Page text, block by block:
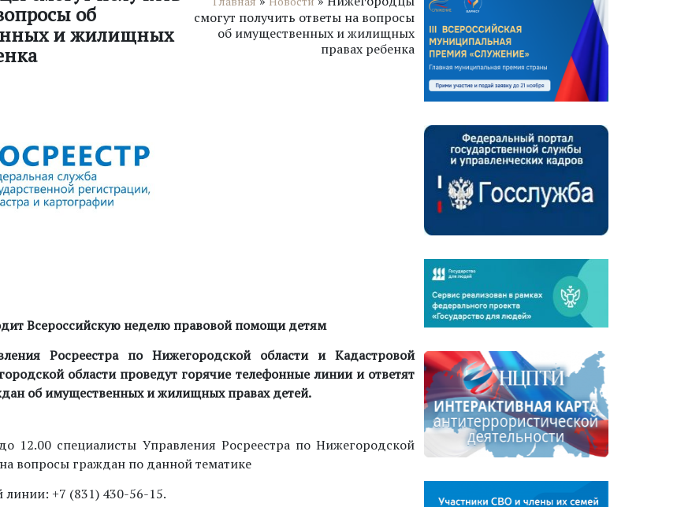
об
и жилищных
cмогут получить ответы на вопросы
об имущественных и жилищных
правах ребенка
Всероссийскую неделю правовой помощи детям
Росреестра по Нижегородской области и Кадастровой
области проведут горячие телефонные линии и ответят
об имущественных и жилищных правах детей.
12.00 специалисты Управления Росреестра по Нижегородской
на вопросы граждан по данной тематике
линии: +7 (831) 430-56-15.